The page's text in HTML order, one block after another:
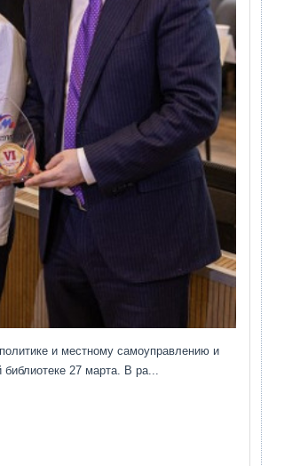
и местному самоуправлению и
27 марта. В ра...